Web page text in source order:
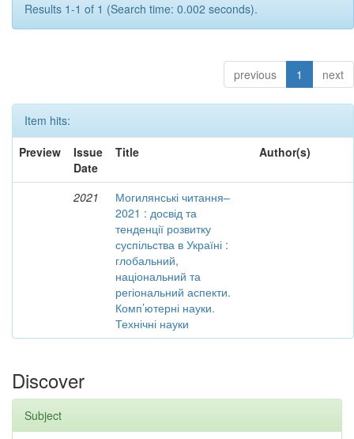
Results 1-1 of 1 (Search time: 0.002 seconds).
previous 1 next
Item hits:
Preview
Issue
Date
Title Author(s)
2021
Могилянські читання–
2021 : досвід та
тенденції розвитку
суспільства в Україні :
глобальний,
національний та
регіональний аспекти.
Комп’ютерні науки.
Технічні науки
Discover
Subject